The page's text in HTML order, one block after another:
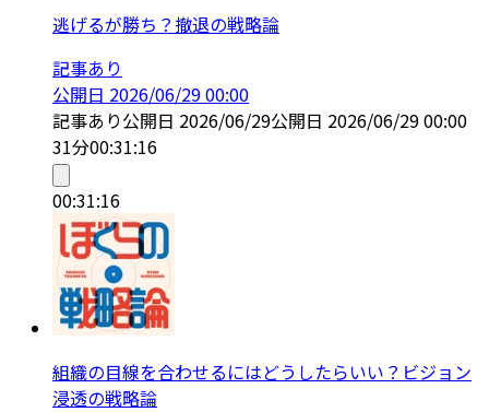
逃げるが勝ち？撤退の戦略論
記事あり
公開日 2026/06/29 00:00
記事あり公開日 2026/06/29公開日 2026/06/29 00:00
31分00:31:16
00:31:16
組織の目線を合わせるにはどうしたらいい？ビジョン
浸透の戦略論